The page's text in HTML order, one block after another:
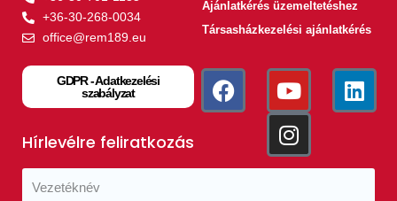
+36-30-268-0034
office@rem189.eu
GDPR - Adatkezelési
szabályzat
Ajánlatkérés üzemeltetéshez
Társasházkezelési ajánlatkérés
Hírlevélre feliratkozás